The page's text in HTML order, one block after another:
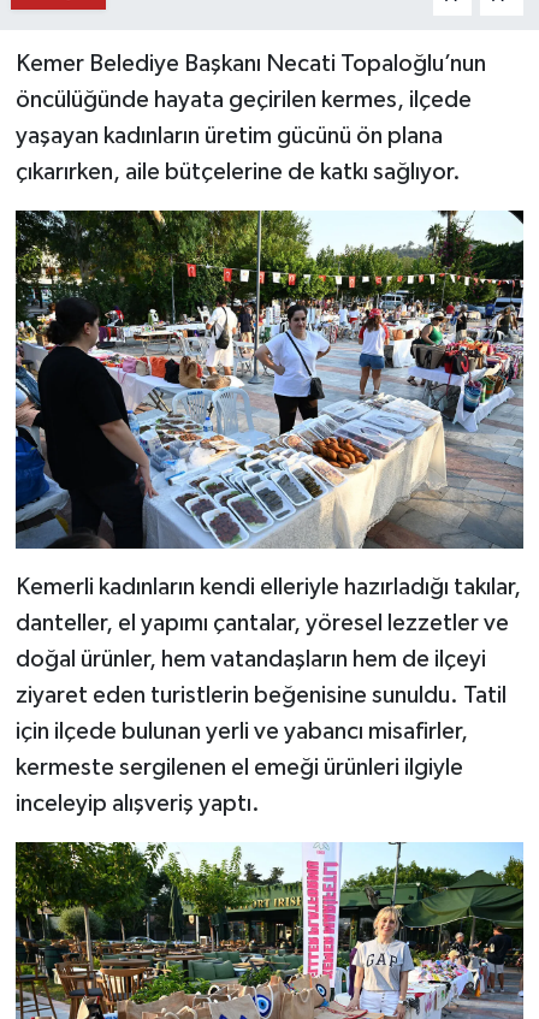
Kemer Belediye Başkanı Necati Topaloğlu’nun
öncülüğünde hayata geçirilen kermes, ilçede
yaşayan kadınların üretim gücünü ön plana
çıkarırken, aile bütçelerine de katkı sağlıyor.
Kemerli kadınların kendi elleriyle hazırladığı takılar,
danteller, el yapımı çantalar, yöresel lezzetler ve
doğal ürünler, hem vatandaşların hem de ilçeyi
ziyaret eden turistlerin beğenisine sunuldu. Tatil
için ilçede bulunan yerli ve yabancı misafirler,
kermeste sergilenen el emeği ürünleri ilgiyle
inceleyip alışveriş yaptı.
YAZARLAR
RESMİ İLAN
MAGAZİN